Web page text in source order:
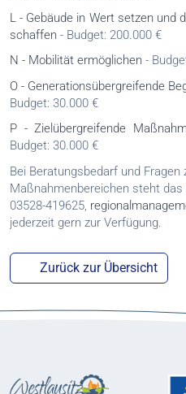
L - Gebäude in Wert setzen und
schaffen - Budget: 200.000 €
N - Mobilität ermöglichen -
O - Generationsübergreifende
Budget: 30.000 €
P - Zielübergreifende
Budget: 30.000 €
Bei Beratungsbedarf und Fragen
Maßnahmenbereichen steht
03528-419625,
jederzeit gern zur Verfügung.
Zurück zur Übersicht